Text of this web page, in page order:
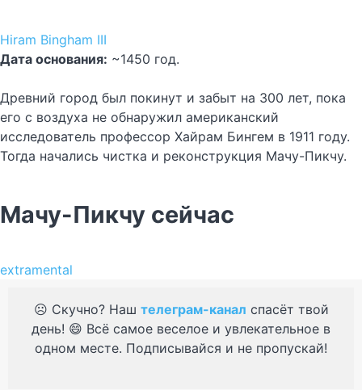
Hiram Bingham III
Дата основания: ~1450 год.
Древний город был покинут и забыт на 300 лет, пока
его с воздуха не обнаружил американский
исследователь профессор Хайрам Бингем в 1911 году.
Тогда начались чистка и реконструкция Мачу-Пикчу.
Мачу-Пикчу сейчас
extramental
☹️ Скучно? Наш телеграм-канал спасёт твой
день! 😄 Всё самое веселое и увлекательное в
одном месте. Подписывайся и не пропускай!